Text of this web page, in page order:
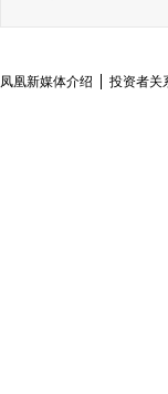
凤凰新媒体介绍 投资者关